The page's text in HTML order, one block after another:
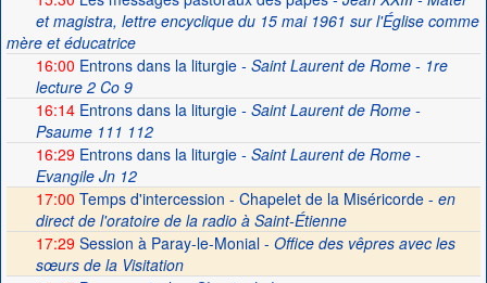
et magistra, lettre encyclique du 15 mai 1961 sur l'Église comme
mère et éducatrice
16:00 Entrons dans la liturgie- Saint Laurent de Rome - 1re
lecture 2 Co 9
16:14Entrons dans la liturgie- Saint Laurent de Rome -
Psaume 111 112
16:29Entrons dans la liturgie- Saint Laurent de Rome -
Evangile Jn 12
17:00 Temps d'intercession - Chapelet de la Miséricorde - en
direct de l'oratoire de la radio à Saint-Étienne
17:29 Session à Paray-le-Monial - Office des vêpres avec les
sœurs de la Visitation